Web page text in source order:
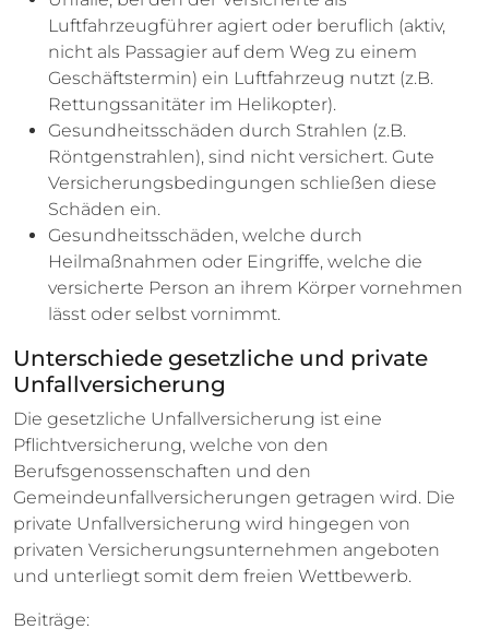
Luftfahrzeugführer agiert oder beruflich (aktiv,
nicht als Passagier auf dem Weg zu einem
Geschäftstermin) ein Luftfahrzeug nutzt (z.B.
Rettungssanitäter im Helikopter).
Gesundheitsschäden durch Strahlen (z.B.
Röntgenstrahlen), sind nicht versichert. Gute
Versicherungsbedingungen schließen diese
Schäden ein.
Gesundheitsschäden, welche durch
Heilmaßnahmen oder Eingriffe, welche die
versicherte Person an ihrem Körper vornehmen
lässt oder selbst vornimmt.
Unterschiede gesetzliche und private
Unfallversicherung
Die gesetzliche Unfallversicherung ist eine
Pflichtversicherung, welche von den
Berufsgenossenschaften und den
Gemeindeunfallversicherungen getragen wird. Die
private Unfallversicherung wird hingegen von
privaten Versicherungsunternehmen angeboten
und unterliegt somit dem freien Wettbewerb.
Beiträge: